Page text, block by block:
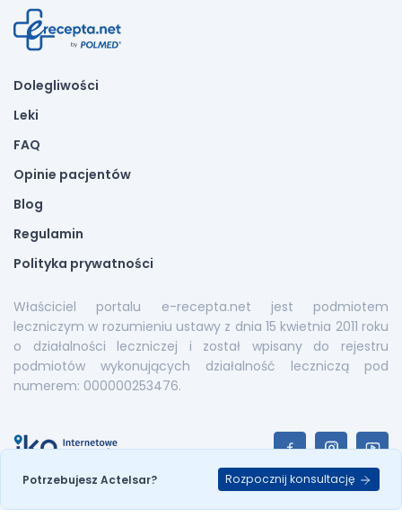
Potrzebujesz Actelsar? Rozpocznij konsultację
Dolegliwości
Leki
FAQ
Opinie pacjentów
Blog
Regulamin
Polityka prywatności
Właściciel portalu e-recepta.net jest podmiotem
leczniczym w rozumieniu ustawy z dnia 15 kwietnia 2011 roku
o działalności leczniczej i został wpisany do rejestru
podmiotów wykonujących działalność leczniczą pod
numerem: 000000253476.
E-recepta.net © 2026. All Rights Reserved |Mapa serwisu